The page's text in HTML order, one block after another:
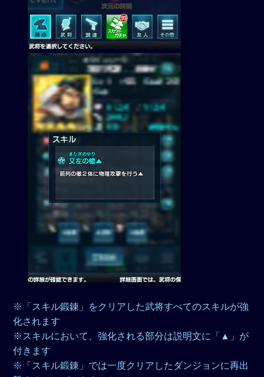
※「スキル鍛錬」をクリアした武将すべてのスキルが強
化されます
※スキルにおいて、強化される部分は説明文に「▲」が
付きます
※「スキル鍛錬」では一度クリアしたダンジョンに再出